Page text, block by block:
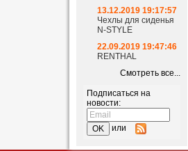
13.12.2019 19:17:57
Чехлы для сиденья
N-STYLE
22.09.2019 19:47:46
RENTHAL
Смотреть все...
Подписаться на
новости:
или